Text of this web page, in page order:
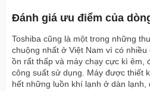
Đánh giá ưu điểm của
Toshiba cũng là một trong những
chuộng nhất ở Việt Nam vì có
ồn rất thấp và máy chạy cực kì êm,
công suất sử dụng. Máy được thiết
hết những luồn khí lạnh ở dàn lạnh,